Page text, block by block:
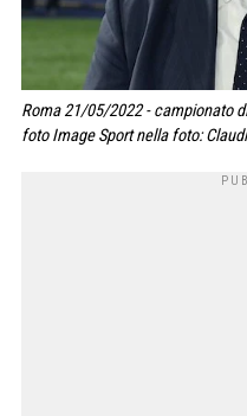
Roma 21/05/2022 - campionato
foto Image Sport nella foto: